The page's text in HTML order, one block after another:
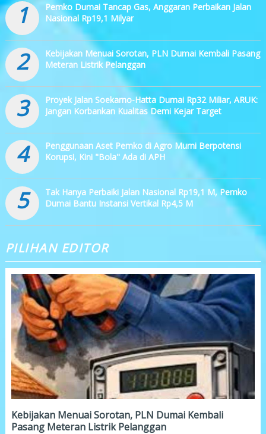
1
Pemko Dumai Tancap Gas, Anggaran Perbaikan Jalan
Nasional Rp19,1 Milyar
2
Kebijakan Menuai Sorotan, PLN Dumai Kembali Pasang
Meteran Listrik Pelanggan
3
Proyek Jalan Soekarno-Hatta Dumai Rp32 Miliar, ARUK:
Jangan Korbankan Kualitas Demi Kejar Target
4
Penggunaan Aset Pemko di Agro Murni Berpotensi
Korupsi, Kini "Bola" Ada di APH
5
Tak Hanya Perbaiki Jalan Nasional Rp19,1 M, Pemko
Dumai Bantu Instansi Vertikal Rp4,5 M
PILIHAN EDITOR
Kebijakan Menuai Sorotan, PLN Dumai Kembali
Pasang Meteran Listrik Pelanggan